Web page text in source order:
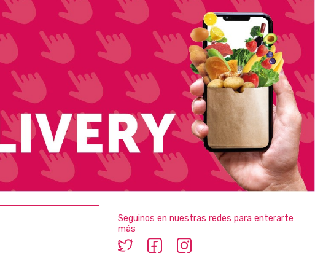
Seguinos en nuestras redes para enterarte
más